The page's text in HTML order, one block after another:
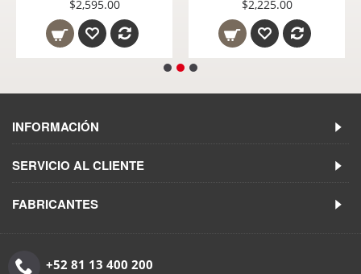
INFORMACIÓN
SERVICIO AL CLIENTE
FABRICANTES
+52 81 13 400 200